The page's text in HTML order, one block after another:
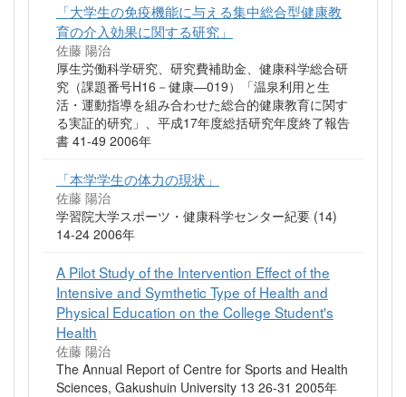
「大学生の免疫機能に与える集中総合型健康教
育の介入効果に関する研究」
佐藤 陽治
厚生労働科学研究、研究費補助金、健康科学総合研
究（課題番号H16－健康―019）「温泉利用と生
活・運動指導を組み合わせた総合的健康教育に関す
る実証的研究」、平成17年度総括研究年度終了報告
書 41-49 2006年
「本学学生の体力の現状」
佐藤 陽治
学習院大学スポーツ・健康科学センター紀要 (14)
14-24 2006年
A Pilot Study of the Intervention Effect of the
Intensive and Symthetic Type of Health and
Physical Education on the College Student's
Health
佐藤 陽治
The Annual Report of Centre for Sports and Health
Sciences, Gakushuin University 13 26-31 2005年